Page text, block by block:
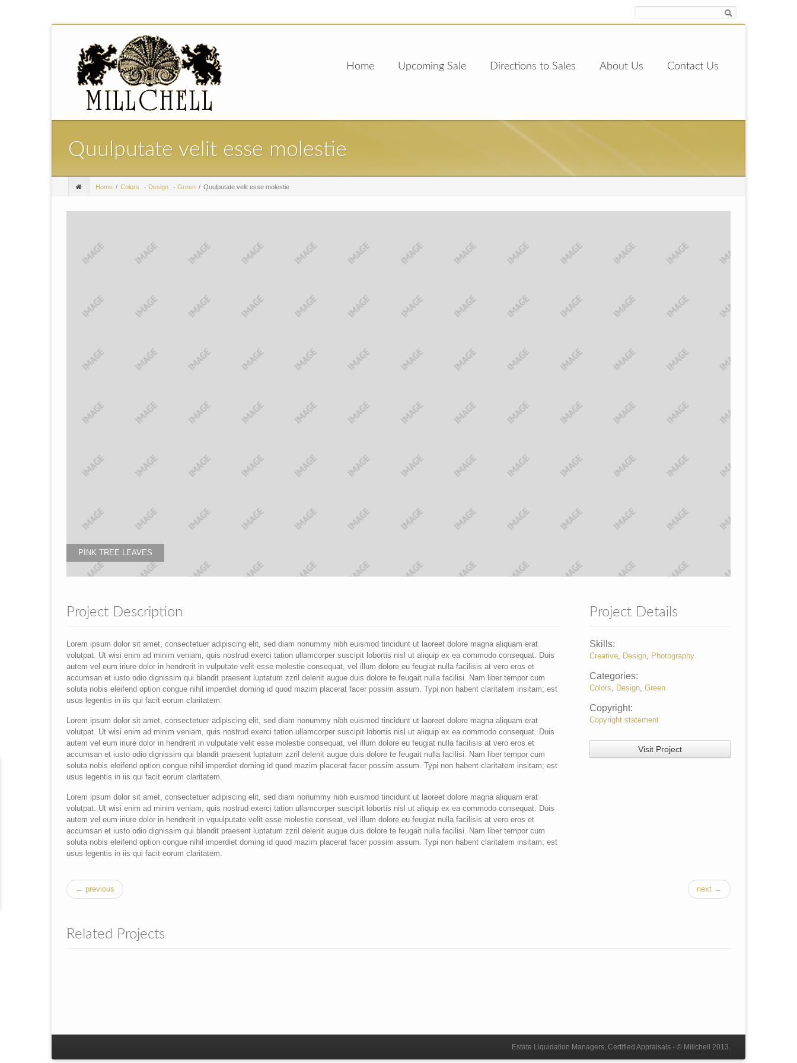
Home Upcoming Sale Directions to Sales About Us Contact Us
Quulputate velit esse molestie
Home Colors - Design - Green Quulputate velit esse molestie
PINK TREE LEAVES
Project Description
Lorem ipsum dolor sit amet, consectetuer adipiscing elit, sed diam nonummy nibh euismod tincidunt ut laoreet dolore magna aliquam erat
volutpat. Ut wisi enim ad minim veniam, quis nostrud exerci tation ullamcorper suscipit lobortis nisl ut aliquip ex ea commodo consequat. Duis
autem vel eum iriure dolor in hendrerit in vulputate velit esse molestie consequat, vel illum dolore eu feugiat nulla facilisis at vero eros et
accumsan et iusto odio dignissim qui blandit praesent luptatum zzril delenit augue duis dolore te feugait nulla facilisi. Nam liber tempor cum
soluta nobis eleifend option congue nihil imperdiet doming id quod mazim placerat facer possim assum. Typi non habent claritatem insitam; est
usus legentis in iis qui facit eorum claritatem.
Lorem ipsum dolor sit amet, consectetuer adipiscing elit, sed diam nonummy nibh euismod tincidunt ut laoreet dolore magna aliquam erat
volutpat. Ut wisi enim ad minim veniam, quis nostrud exerci tation ullamcorper suscipit lobortis nisl ut aliquip ex ea commodo consequat. Duis
autem vel eum iriure dolor in hendrerit in vulputate velit esse molestie consequat, vel illum dolore eu feugiat nulla facilisis at vero eros et
accumsan et iusto odio dignissim qui blandit praesent luptatum zzril delenit augue duis dolore te feugait nulla facilisi. Nam liber tempor cum
soluta nobis eleifend option congue nihil imperdiet doming id quod mazim placerat facer possim assum. Typi non habent claritatem insitam; est
usus legentis in iis qui facit eorum claritatem.
Lorem ipsum dolor sit amet, consectetuer adipiscing elit, sed diam nonummy nibh euismod tincidunt ut laoreet dolore magna aliquam erat
volutpat. Ut wisi enim ad minim veniam, quis nostrud exerci tation ullamcorper suscipit lobortis nisl ut aliquip ex ea commodo consequat. Duis
autem vel eum iriure dolor in hendrerit in vquulputate velit esse molestie conseat, vel illum dolore eu feugiat nulla facilisis at vero eros et
accumsan et iusto odio dignissim qui blandit praesent luptatum zzril delenit augue duis dolore te feugait nulla facilisi. Nam liber tempor cum
soluta nobis eleifend option congue nihil imperdiet doming id quod mazim placerat facer possim assum. Typi non habent claritatem insitam; est
usus legentis in iis qui facit eorum claritatem.
Project Details
Skills:
Creative, Design, Photography
Categories:
Colors, Design, Green
Copyright:
Copyright statement
Visit Project
← previous next →
Related Projects
Estate Liquidation Managers, Certified Appraisals - © Millchell 2013.